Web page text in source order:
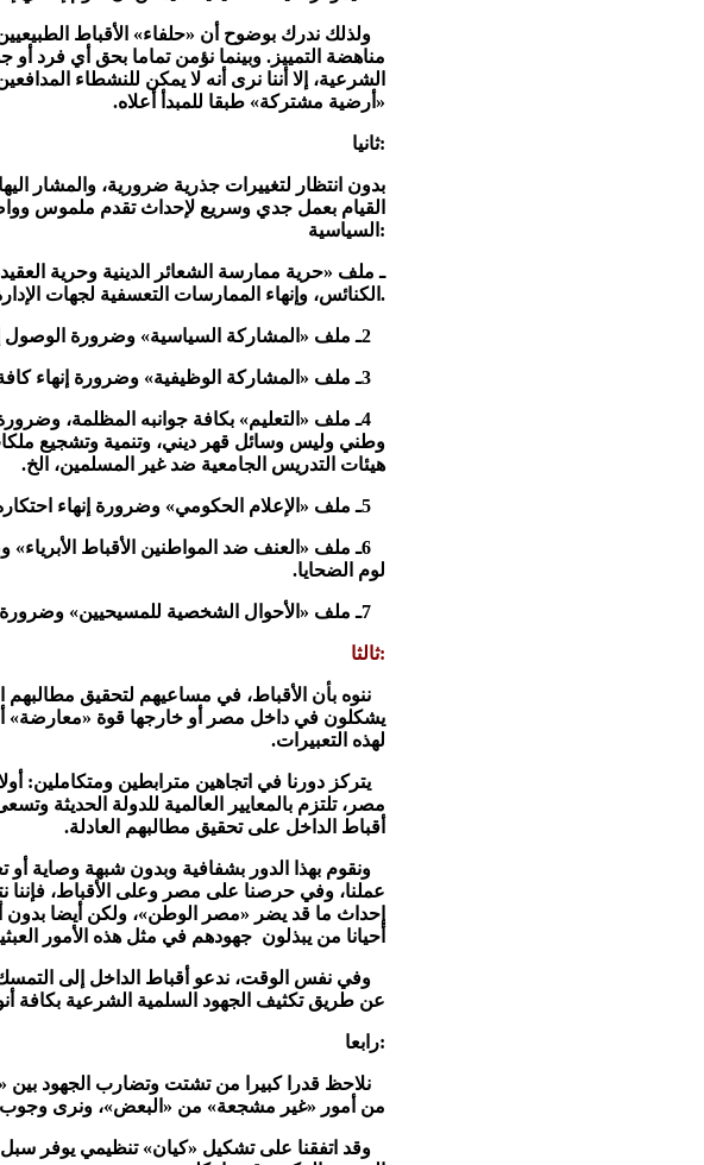
ولذلك ندرك بوضوح أن «حلفاء» الأقباط
مناهضة التمييز. وبينما نؤمن تماما بحق أي فرد
الشرعية، إلا أننا نرى أنه لا يمكن للنشطاء
«أرضية مشتركة» طبقا للمبدأ أعلاه.
ثانيا:
القيام بعمل جدي وسريع لإحداث تقدم ملموس
السياسية:
الكنائس، وإنهاء الممارسات التعسفية لجهات الإدارة والأمن في حالات التحول الديني.
4ـ ملف «التعليم» بكافة جوانبه المظلمة،
وطني وليس وسائل قهر ديني، وتنمية وتشجيع ملكات
هيئات التدريس الجامعية ضد غير المسلمين، الخ.
6ـ ملف «العنف ضد المواطنين الأقباط
لوم الضحايا.
ثالثا:
ننوه بأن الأقباط، في مساعيهم لتحقيق مطالبهم
يشكلون في داخل مصر أو خارجها قوة «معارضة»
لهذه التعبيرات.
يتركز دورنا في اتجاهين مترابطين ومتكاملين:
مصر، تلتزم بالمعايير العالمية للدولة الحديثة
أقباط الداخل على تحقيق مطالبهم العادلة.
ونقوم بهذا الدور بشفافية وبدون شبهة وصاية أو
عملنا، وفي حرصنا على مصر وعلى الأقباط، فإننا
إحداث ما قد يضر «مصر الوطن»، ولكن أيضا بدون
أحيانا من يبذلون جهودهم في مثل هذه الأمور
وفي نفس الوقت، ندعو أقباط الداخل إلى التمسك
عن طريق تكثيف الجهود السلمية الشرعية بكافة
رابعا:
نلاحظ قدرا كبيرا من تشتت وتضارب الجهود بين
من أمور «غير مشجعة» من «البعض»، ونرى وجوب
وقد اتفقنا على تشكيل «كيان» تنظيمي يوفر